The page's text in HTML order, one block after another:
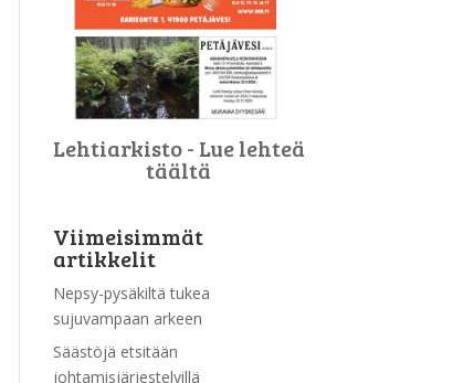
Lehtiarkisto - Lue lehteä
täältä
Viimeisimmät
artikkelit
Nepsy-pysäkiltä tukea
sujuvampaan arkeen
Säästöjä etsitään
johtamisjärjestelyillä